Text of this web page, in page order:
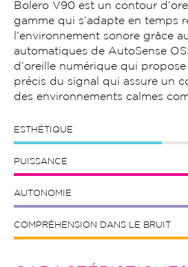
Bolero V90 est un contour
gamme qui s’adapte en temps
l’environnement sonore grâce
automatiques de AutoSense
d’oreille numérique qui
précis du signal qui assure un
des environnements calmes
ESTHÉTIQUE
PUISSANCE
AUTONOMIE
COMPRÉHENSION DANS LE BRUIT